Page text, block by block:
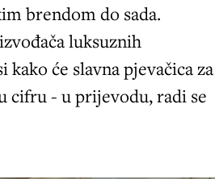
brendom do sada.
luksuznih
kako će slavna pjevačica za
cifru - u prijevodu, radi se